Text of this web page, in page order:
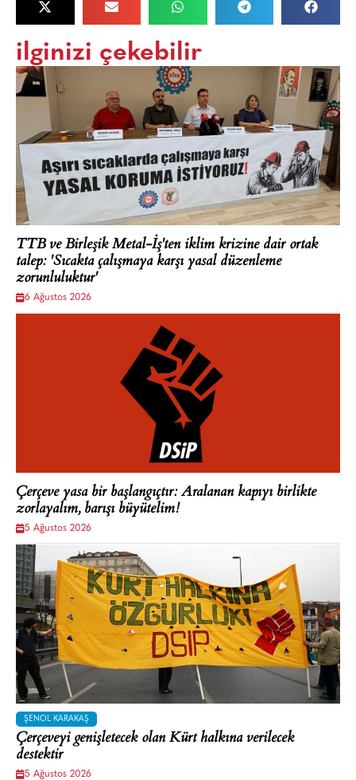
ilginizi çekebilir
TTB ve Birleşik Metal-İş'ten iklim krizine dair ortak
talep: 'Sıcakta çalışmaya karşı yasal düzenleme
zorunluluktur'
6 Ağustos 2026
Çerçeve yasa bir başlangıçtır: Aralanan kapıyı birlikte
zorlayalım, barışı büyütelim!
5 Ağustos 2026
ŞENOL KARAKAŞ
Çerçeveyi genişletecek olan Kürt halkına verilecek
destektir
5 Ağustos 2026